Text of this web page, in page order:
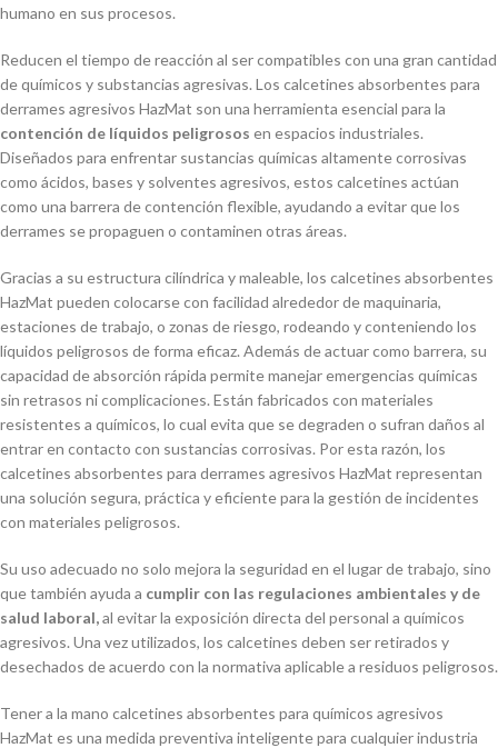
humano en sus procesos.
Reducen el tiempo de reacción al ser compatibles con una gran cantidad
de químicos y substancias agresivas. Los calcetines absorbentes para
derrames agresivos HazMat son una herramienta esencial para la
contención de líquidos peligrosos en espacios industriales.
Diseñados para enfrentar sustancias químicas altamente corrosivas
como ácidos, bases y solventes agresivos, estos calcetines actúan
como una barrera de contención flexible, ayudando a evitar que los
derrames se propaguen o contaminen otras áreas.
Gracias a su estructura cilíndrica y maleable, los calcetines absorbentes
HazMat pueden colocarse con facilidad alrededor de maquinaria,
estaciones de trabajo, o zonas de riesgo, rodeando y conteniendo los
líquidos peligrosos de forma eficaz. Además de actuar como barrera, su
capacidad de absorción rápida permite manejar emergencias químicas
sin retrasos ni complicaciones. Están fabricados con materiales
resistentes a químicos, lo cual evita que se degraden o sufran daños al
entrar en contacto con sustancias corrosivas. Por esta razón, los
calcetines absorbentes para derrames agresivos HazMat representan
una solución segura, práctica y eficiente para la gestión de incidentes
con materiales peligrosos.
Su uso adecuado no solo mejora la seguridad en el lugar de trabajo, sino
que también ayuda a cumplir con las regulaciones ambientales y de
salud laboral,al evitar la exposición directa del personal a químicos
agresivos. Una vez utilizados, los calcetines deben ser retirados y
desechados de acuerdo con la normativa aplicable a residuos peligrosos.
Tener a la mano calcetines absorbentes para químicos agresivos
HazMat es una medida preventiva inteligente para cualquier industria